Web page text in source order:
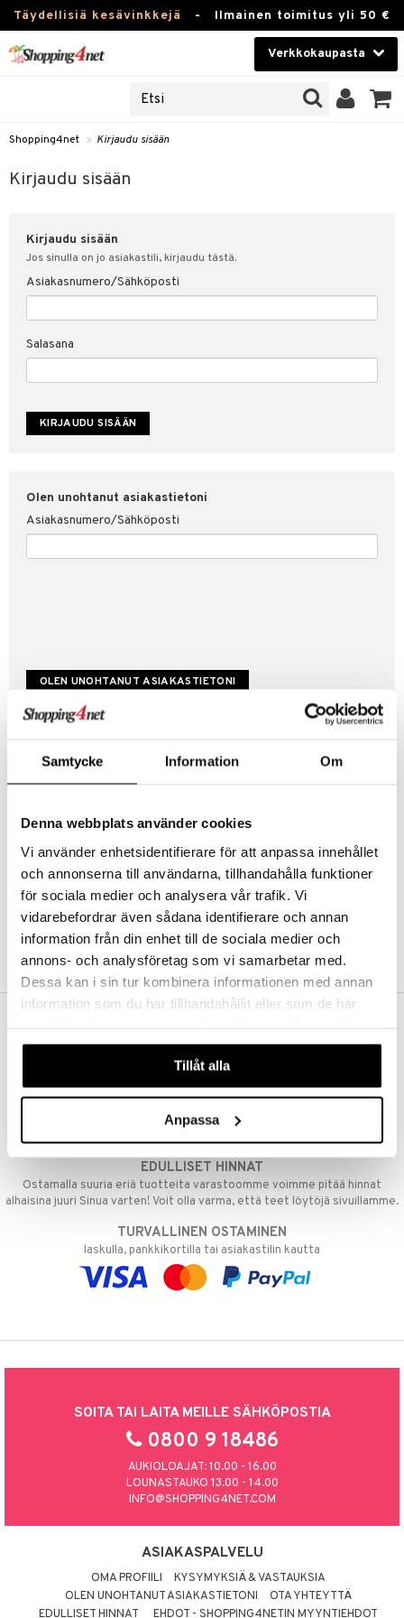
Samtycke Information Om
Denna webbplats använder cookies
Vi använder enhetsidentifierare för att anpassa innehållet
och annonserna till användarna, tillhandahålla funktioner
för sociala medier och analysera vår trafik. Vi
vidarebefordrar även sådana identifierare och annan
information från din enhet till de sociala medier och
annons- och analysföretag som vi samarbetar med.
Dessa kan i sin tur kombinera informationen med annan
information som du har tillhandahållit eller som de har
våra cookies vid fortsatt användande av vår webbplats.
Tillåt alla
Anpassa
Täydellisiä kesävinkkejä - Ilmainen toimitus yli 50 €
Verkkokaupasta
Piilolinssit
Luontaistuotteet
Fitness
Koti & Sisustus
Lelut, Lapsi & Vauva
Tuotemerkkejä
Shopping4net » Kirjaudu sisään
Kirjaudu sisään
Kirjaudu sisään
Jos sinulla on jo asiakastili, kirjaudu tästä.
Asiakasnumero/Sähköposti
Salasana
Olen unohtanut asiakastietoni
Asiakasnumero/Sähköposti
Luo uusi asiakas
Hyviä tarjouksia
Kestotilaus
Arvostele tuotteita
Toivelistat
LUO ASIAKAS
sisään
& vastauksia
myyntiehdot
suojaus
Aina maksuton vaihtoehto, huolimatta siitä ostatko yksittäisen
tuotteen tai koko tilauksellesi joka ylittää 50 €.
NOPEAT TOIMITUKSET
Ennen kello 13.00 tehdyt tilaukset lähetetään normaalisti samana
EDULLISET HINNAT
Ostamalla suuria eriä tuotteita varastoomme voimme pitää hinnat
alhaisina juuri Sinua varten! Voit olla varma, että teet löytöjä sivuillamme.
TURVALLINEN OSTAMINEN
laskulla, pankkikortilla tai asiakastilin kautta
SOITA TAI LAITA MEILLE SÄHKÖPOSTIA
0800 9 18486
AUKIOLOAJAT: 10.00 - 16.00
LOUNASTAUKO 13.00 - 14.00
INFO@SHOPPING4NET.COM
ASIAKASPALVELU
OMA PROFIILI
KYSYMYKSIÄ & VASTAUKSIA
OLEN UNOHTANUT ASIAKASTIETONI
OTA YHTEYTTÄ
EDULLISET HINNAT
EHDOT - SHOPPING4NETIN MYYNTIEHDOT